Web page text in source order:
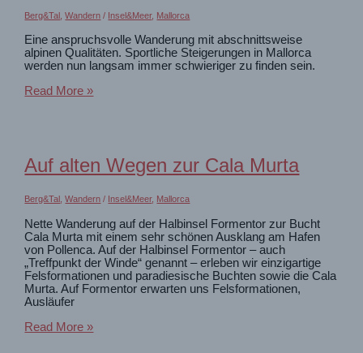
Berg&Tal ,Wandern / Insel&Meer, Mallorca
Eine anspruchsvolle Wanderung mit abschnittsweise
alpinen Qualitäten. Sportliche Steigerungen in Mallorca
werden nun langsam immer schwieriger zu finden sein.
Am
auf
Read More »
Auf alten Wegen zur Cala Murta
Berg&Tal ,Wandern / Insel&Meer, Mallorca
Nette Wanderung auf der Halbinsel Formentor zur Bucht
Cala Murta mit einem sehr schönen Ausklang am Hafen
von Pollenca. Auf der Halbinsel Formentor – auch
„Treffpunkt der Winde“ genannt – erleben wir einzigartige
Felsformationen und paradiesische Buchten sowie die Cala
Murta. Auf Formentor erwarten uns Felsformationen,
Ausläufer
Auf
Read More »